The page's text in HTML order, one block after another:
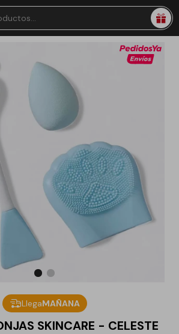
LlegaMAÑANA
SKINCARE - CELESTE